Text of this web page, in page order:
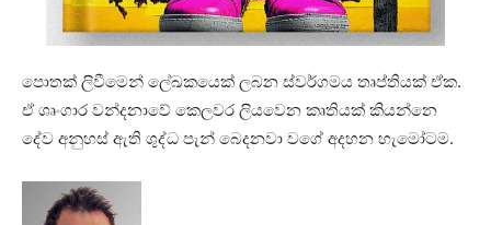
පොතක් ලිවීමෙන් ලේඛකයෙක් ලබන ස්වර්ගමය තෘප්තියක් ඒක.
ඒ ශෘංගාර වන්දනාවේ කෙලවර ලියවෙන කෘතියක් කියන්නෙ
දේව අනුහස් ඇති ශුද්ධ පැන් බෙදනවා වගේ අදහන හැමෝටම.